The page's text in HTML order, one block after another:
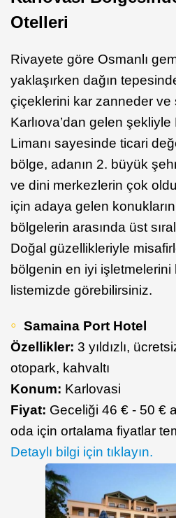
Otelleri
Rivayete göre Osmanlı
yaklaşırken dağın
çiçeklerini kar zanneder ve
Karlıova’dan gelen
Limanı sayesinde ticari
bölge, adanın 2. büyük
ve dini merkezlerin çok
için adaya gelen
bölgelerin arasında üst
Doğal güzellikleriyle
bölgenin en iyi işletmelerini
listemizde görebilirsiniz.
Samaina Port Hotel
Özellikler: 3 yıldızlı,
otopark, kahvaltı
Konum: Karlovasi
Fiyat: Geceliği 46 € - 50 €
oda için ortalama fiyatlar
Detaylı bilgi için tıklayın.